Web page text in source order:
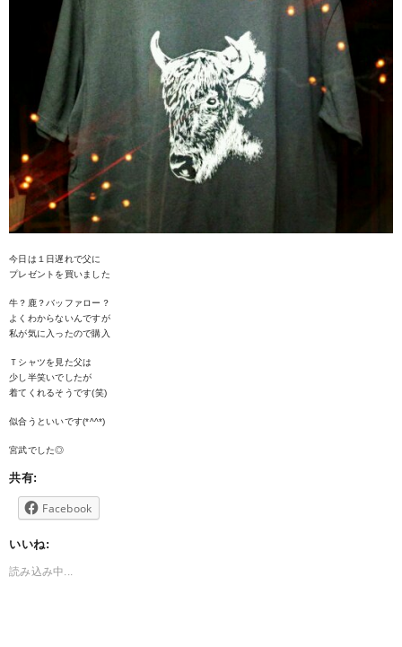
今日は１日遅れで父に
プレゼントを買いました
牛？鹿？バッファロー？
よくわからないんですが
私が気に入ったので購入
Ｔシャツを見た父は
少し半笑いでしたが
着てくれるそうです(笑)
似合うといいです(*^^*)
宮武でした◎
共有:
Facebook
いいね:
読み込み中...